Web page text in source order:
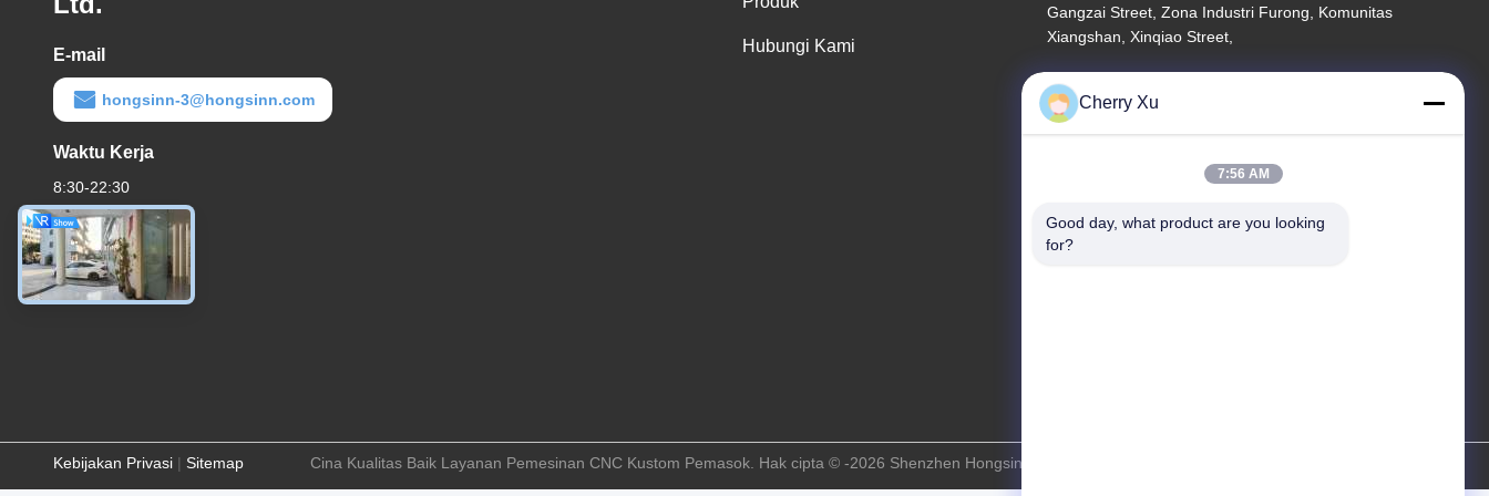
E-mail
hongsinn-3@hongsinn.com
Waktu Kerja
8:30-22:30
Hubungi Kami
Gangzai Street, Zona Industri Furong, Komunitas
Xiangshan, Xinqiao Street,
Guangdong Shenzhen Baoan lantai 1 & 2, No. 3,
Gangzai Street, Zona Industri Furong, Komunitas
86-0755-27097532-8:30
Kebijakan Privasi | Sitemap Cina Kualitas Baik Layanan Pemesinan CNC Kustom Pemasok. Hak cipta © -2026 Shenzhen Hongsinn Precision Co., Ltd. Hak Cipta Dilindungi Undang-Undang.
Cherry Xu
7:56 AM
Good day, what product are you looking
for?